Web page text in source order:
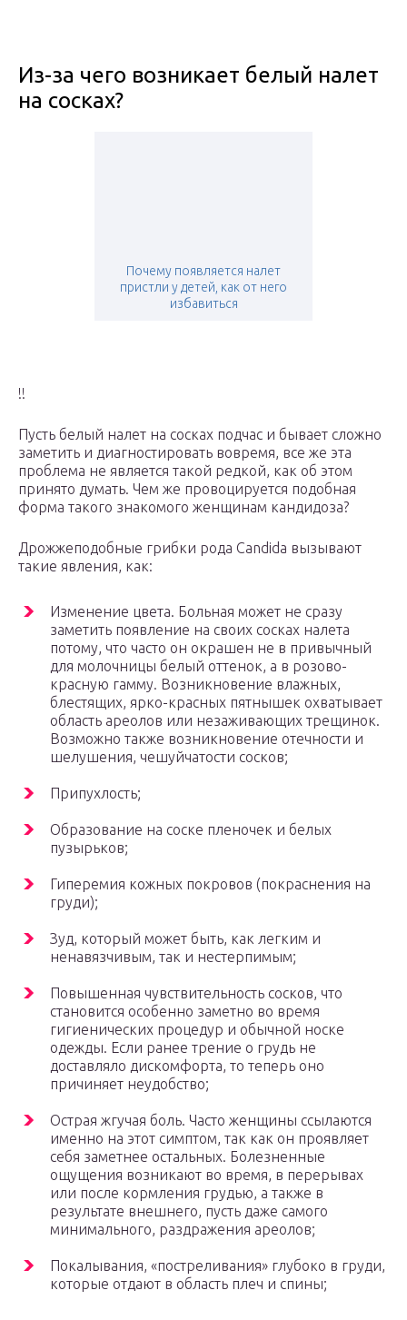
Из-за чего возникает белый налет
на сосках?
Почему появляется налет
пристли у детей, как от него
избавиться
!!
Пусть белый налет на сосках подчас и бывает сложно
заметить и диагностировать вовремя, все же эта
проблема не является такой редкой, как об этом
принято думать. Чем же провоцируется подобная
форма такого знакомого женщинам кандидоза?
Дрожжеподобные грибки рода Candida вызывают
такие явления, как:
Изменение цвета. Больная может не сразу
заметить появление на своих сосках налета
потому, что часто он окрашен не в привычный
для молочницы белый оттенок, а в розово-
красную гамму. Возникновение влажных,
блестящих, ярко-красных пятнышек охватывает
область ареолов или незаживающих трещинок.
Возможно также возникновение отечности и
шелушения, чешуйчатости сосков;
Припухлость;
Образование на соске пленочек и белых
пузырьков;
Гиперемия кожных покровов (покраснения на
груди);
Зуд, который может быть, как легким и
ненавязчивым, так и нестерпимым;
Повышенная чувствительность сосков, что
становится особенно заметно во время
гигиенических процедур и обычной носке
одежды. Если ранее трение о грудь не
доставляло дискомфорта, то теперь оно
причиняет неудобство;
Острая жгучая боль. Часто женщины ссылаются
именно на этот симптом, так как он проявляет
себя заметнее остальных. Болезненные
ощущения возникают во время, в перерывах
или после кормления грудью, а также в
результате внешнего, пусть даже самого
минимального, раздражения ареолов;
Покалывания, «постреливания» глубоко в груди,
которые отдают в область плеч и спины;